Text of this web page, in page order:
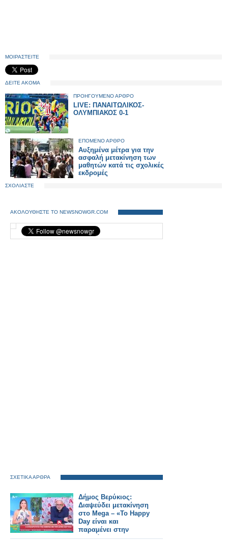
ΜΟΙΡΑΣΤΕΙΤΕ
ΔΕΙΤΕ ΑΚΟΜΑ
ΠΡΟΗΓΟΥΜΕΝΟ ΑΡΘΡΟ
LIVE: ΠΑΝΑΙΤΩΛΙΚΟΣ-
OΛΥΜΠΙΑΚΟΣ 0-1
ΕΠΟΜΕΝΟ ΑΡΘΡΟ
Αυξημένα μέτρα για την
ασφαλή μετακίνηση των
μαθητών κατά τις σχολικές
εκδρομές
ΣΧΟΛΙΑΣΤΕ
ΑΚΟΛΟΥΘΗΣΤΕ ΤΟ NEWSNOWGR.COM
ΣΧΕΤΙΚΑ ΑΡΘΡΑ
Δήμος Βερύκιος:
Διαψεύδει μετακίνηση
στο Mega – «Το Happy
Day είναι και
παραμένει στην
καρδιά μου»